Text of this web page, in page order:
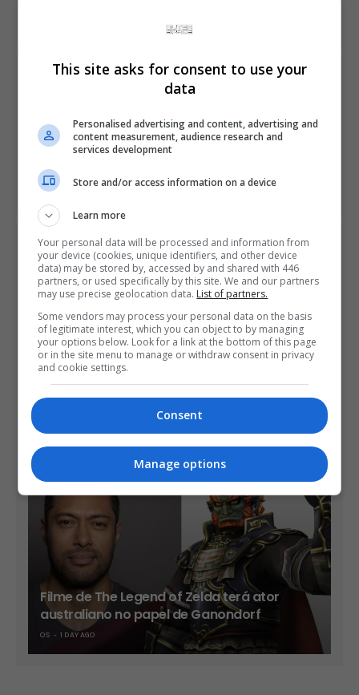
PREVIOUS ARTICLE
Possível fim da exclusividade de Death Stranding no PS4
NEXT ARTICLE
No Man's Sky Beyond tem trailer de lançamento
divulgado
ÚLTIMAS NOTÍCIAS
Take-Two diz que sua vendas já são mais
de 90% no formato digital
Filme de The Legend of Zelda terá ator
australiano no papel de Ganondorf
OS 1 DAY AGO
This site asks for consent to use your
data
Personalised advertising and content, advertising and
content measurement, audience research and
services development
Store and/or access information on a device
Learn more
Your personal data will be processed and information from
your device (cookies, unique identifiers, and other device
data) may be stored by, accessed by and shared with 446
partners, or used specifically by this site. We and our partners
may use precise geolocation data. List of partners.
Some vendors may process your personal data on the basis
of legitimate interest, which you can object to by managing
your options below. Look for a link at the bottom of this page
or in the site menu to manage or withdraw consent in privacy
and cookie settings.
Consent
Manage options